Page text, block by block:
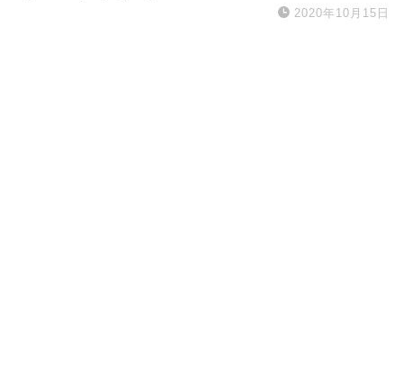
2020年10月15日